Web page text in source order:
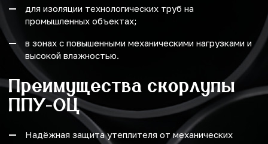
для изоляции технологических труб на
промышленных объектах;
в зонах с повышенными механическими нагрузками и
высокой влажностью.
Преимущества скорлупы
ППУ-ОЦ
Надёжная защита утеплителя от механических